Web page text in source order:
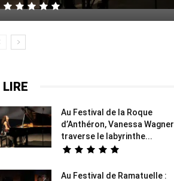
Au Festival de la Roque
d’Anthéron, Vanessa Wagner
traverse le labyrinthe...
Au Festival de Ramatuelle :